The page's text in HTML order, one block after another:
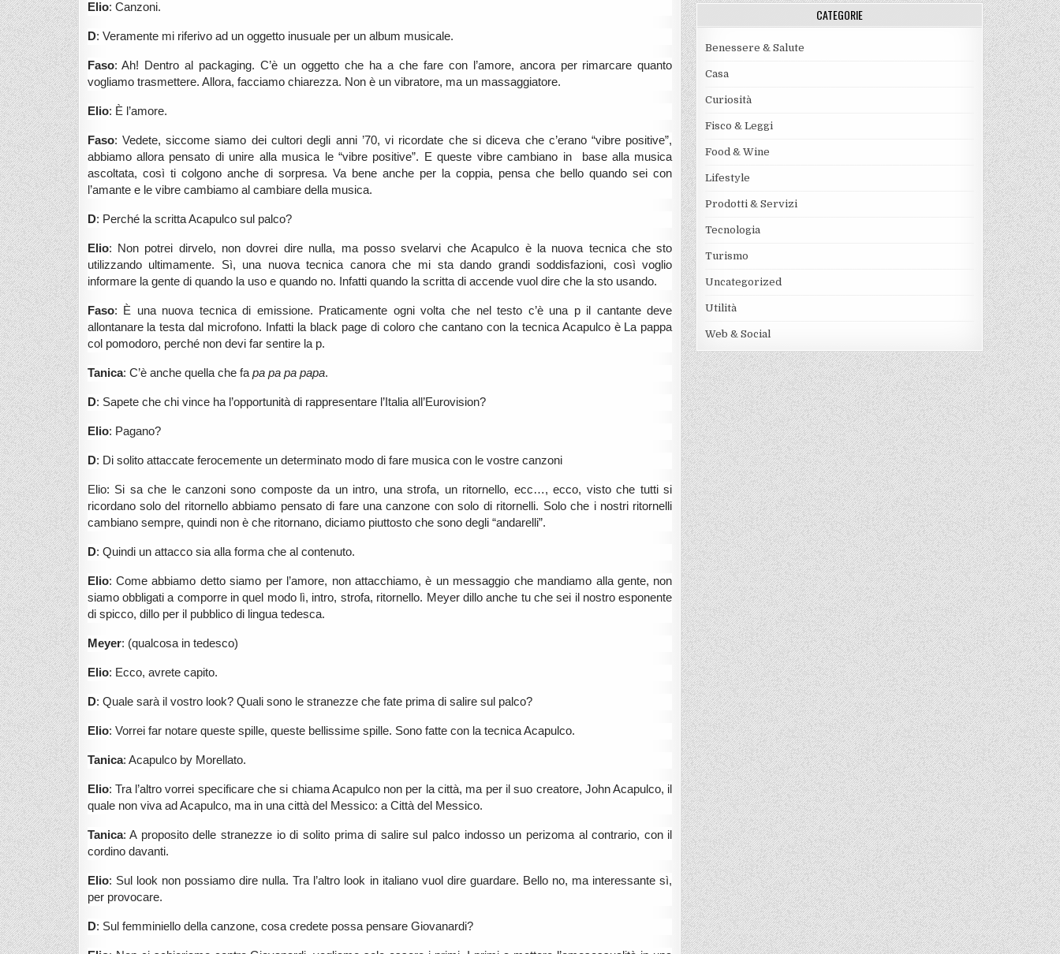
Elio: Canzoni.
D: Veramente mi riferivo ad un oggetto inusuale per un album musicale.
Faso: Ah! Dentro al packaging. C’è un oggetto che ha a che fare con l’amore, ancora per rimarcare quanto
vogliamo trasmettere. Allora, facciamo chiarezza. Non è un vibratore, ma un massaggiatore.
Elio: È l’amore.
Faso: Vedete, siccome siamo dei cultori degli anni ’70, vi ricordate che si diceva che c’erano “vibre positive”,
abbiamo allora pensato di unire alla musica le “vibre positive”. E queste vibre cambiano in base alla musica
ascoltata, così ti colgono anche di sorpresa. Va bene anche per la coppia, pensa che bello quando sei con
l’amante e le vibre cambiamo al cambiare della musica.
D: Perché la scritta Acapulco sul palco?
Elio: Non potrei dirvelo, non dovrei dire nulla, ma posso svelarvi che Acapulco è la nuova tecnica che sto
utilizzando ultimamente. Sì, una nuova tecnica canora che mi sta dando grandi soddisfazioni, così voglio
informare la gente di quando la uso e quando no. Infatti quando la scritta di accende vuol dire che la sto usando.
Faso: È una nuova tecnica di emissione. Praticamente ogni volta che nel testo c’è una p il cantante deve
allontanare la testa dal microfono. Infatti la black page di coloro che cantano con la tecnica Acapulco è La pappa
col pomodoro, perché non devi far sentire la p.
Tanica: C’è anche quella che fa pa pa pa papa.
D: Sapete che chi vince ha l’opportunità di rappresentare l’Italia all’Eurovision?
Elio: Pagano?
D: Di solito attaccate ferocemente un determinato modo di fare musica con le vostre canzoni
Elio: Si sa che le canzoni sono composte da un intro, una strofa, un ritornello, ecc…, ecco, visto che tutti si
ricordano solo del ritornello abbiamo pensato di fare una canzone con solo di ritornelli. Solo che i nostri ritornelli
cambiano sempre, quindi non è che ritornano, diciamo piuttosto che sono degli “andarelli”.
D: Quindi un attacco sia alla forma che al contenuto.
Elio: Come abbiamo detto siamo per l’amore, non attacchiamo, è un messaggio che mandiamo alla gente, non
siamo obbligati a comporre in quel modo lì, intro, strofa, ritornello. Meyer dillo anche tu che sei il nostro esponente
di spicco, dillo per il pubblico di lingua tedesca.
Meyer: (qualcosa in tedesco)
Elio: Ecco, avrete capito.
D: Quale sarà il vostro look? Quali sono le stranezze che fate prima di salire sul palco?
Elio: Vorrei far notare queste spille, queste bellissime spille. Sono fatte con la tecnica Acapulco.
Tanica: Acapulco by Morellato.
Elio: Tra l’altro vorrei specificare che si chiama Acapulco non per la città, ma per il suo creatore, John Acapulco, il
quale non viva ad Acapulco, ma in una città del Messico: a Città del Messico.
Tanica: A proposito delle stranezze io di solito prima di salire sul palco indosso un perizoma al contrario, con il
cordino davanti.
Elio: Sul look non possiamo dire nulla. Tra l’altro look in italiano vuol dire guardare. Bello no, ma interessante sì,
per provocare.
D: Sul femminiello della canzone, cosa credete possa pensare Giovanardi?
CATEGORIE
Benessere & Salute
Casa
Curiosità
Fisco & Leggi
Food & Wine
Lifestyle
Prodotti & Servizi
Tecnologia
Turismo
Uncategorized
Utilità
Web & Social